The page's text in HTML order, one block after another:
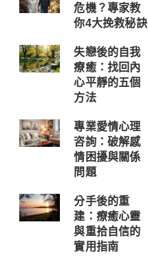
危機？專家教
你4大挽救秘訣
失戀後的自我
療癒：找回內
心平靜的五個
方法
專業愛情心理
咨詢：破解感
情困擾與關係
問題
分手後的重
建：療癒心靈
與重拾自信的
實用指南